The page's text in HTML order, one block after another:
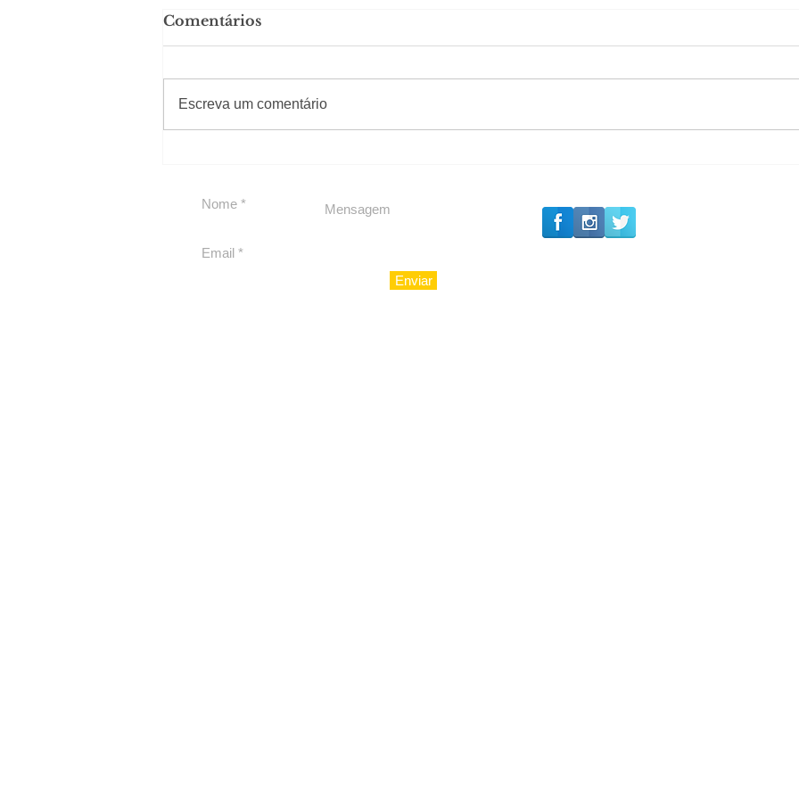
Comentários
Escreva um comentário
#Sugestões
Enviar